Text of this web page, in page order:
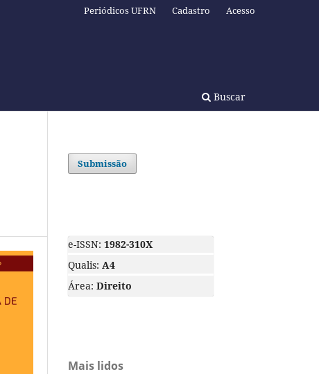
Buscar
Periódicos UFRN Cadastro Acesso
Submissão
e-ISSN: 1982-310X
Qualis: A4
Área: Direito
Mais lidos